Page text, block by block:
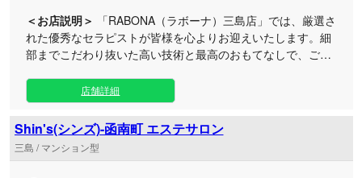
＜お店説明＞
「RABONA（ラボーナ）三島店」では、厳選さ
れた優秀なセラピストが皆様を心よりお迎えいたします。細
部までこだわり抜いた高い技術と最高のおもてなしで、ご期
しさを忘れ、心からリラックスしたい大人の方に最適なサロ
ンです。落ち着いた雰囲気が漂う三島店のプライベート空間
は、周囲を気にせず自分だけの贅沢な時間を堪能していただ
けます。 選び抜かれたセラピストによる丁寧で心のこもった
施術は、溜まったお疲れを優しく解きほぐします。お仕事帰
店舗詳細
Shin's(シンズ)-函南町 エステサロン
三島 / マンション型